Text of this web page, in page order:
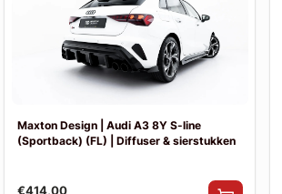
Maxton Design | Audi A3 8Y S-line
(Sportback) (FL) | Diffuser & sierstukken
€414,00